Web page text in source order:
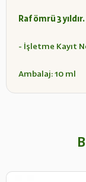
Raf ömrü 3 yıldır.
- İşletme Kayıt
Ambalaj: 10 ml